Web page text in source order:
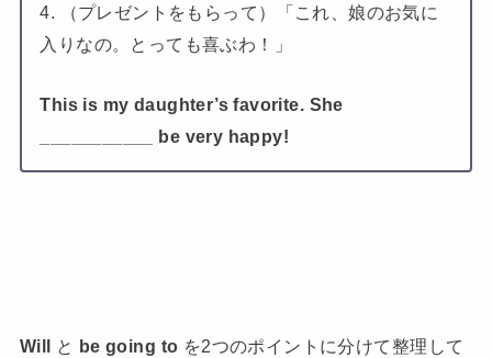
4. （プレゼントをもらって）「これ、娘のお気に
入りなの。とっても喜ぶわ！」
This is my daughter’s favorite. She
___________ be very happy!
Will と be going to を2つのポイントに分けて整理して